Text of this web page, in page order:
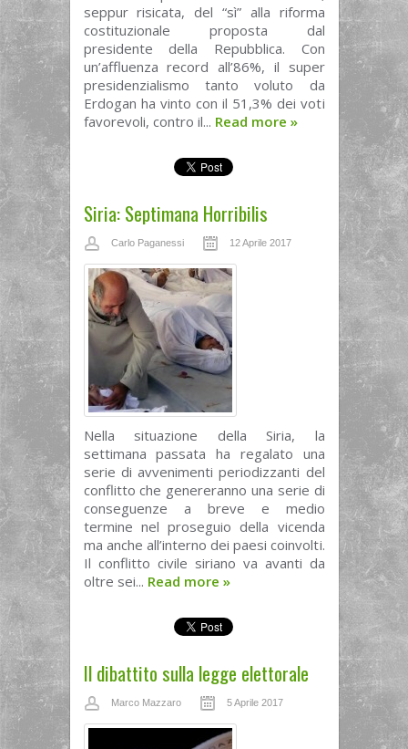
seppur risicata, del “sì” alla riforma
costituzionale proposta dal
presidente della Repubblica. Con
un’affluenza record all’86%, il super
presidenzialismo tanto voluto da
Erdogan ha vinto con il 51,3% dei voti
favorevoli, contro il... Read more »
Siria: Septimana Horribilis
Carlo Paganessi 12 Aprile 2017
Nella situazione della Siria, la
settimana passata ha regalato una
serie di avvenimenti periodizzanti del
conflitto che genereranno una serie di
conseguenze a breve e medio
termine nel proseguio della vicenda
ma anche all’interno dei paesi coinvolti.
Il conflitto civile siriano va avanti da
oltre sei... Read more »
Il dibattito sulla legge elettorale
Marco Mazzaro 5 Aprile 2017